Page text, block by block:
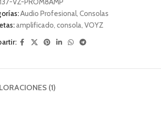
137-VZ-PROM8AMP
Audio Profesional, Consolas
amplificado, consola, VOYZ
(1)